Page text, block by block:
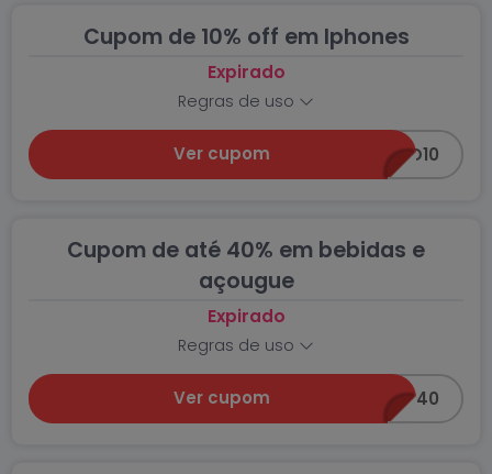
Cupom de 10% off em Iphones
Expirado
Regras de uso
Ver cupom ALO10
Cupom de até 40% em bebidas e
açougue
Expirado
Regras de uso
Ver cupom LEVA40